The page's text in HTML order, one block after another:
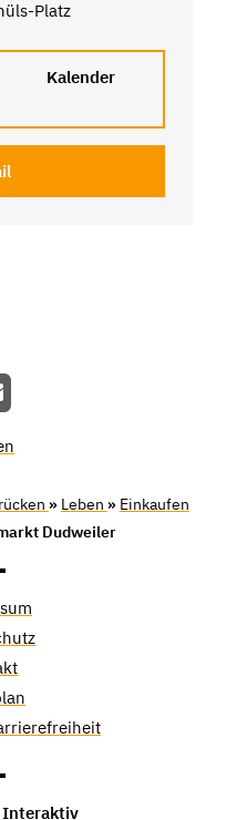
Platz
Kalender
» Leben » Einkaufen
Dudweiler
Interaktiv